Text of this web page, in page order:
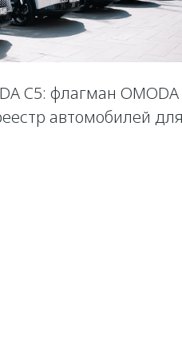
C5: флагман OMODA
автомобилей для